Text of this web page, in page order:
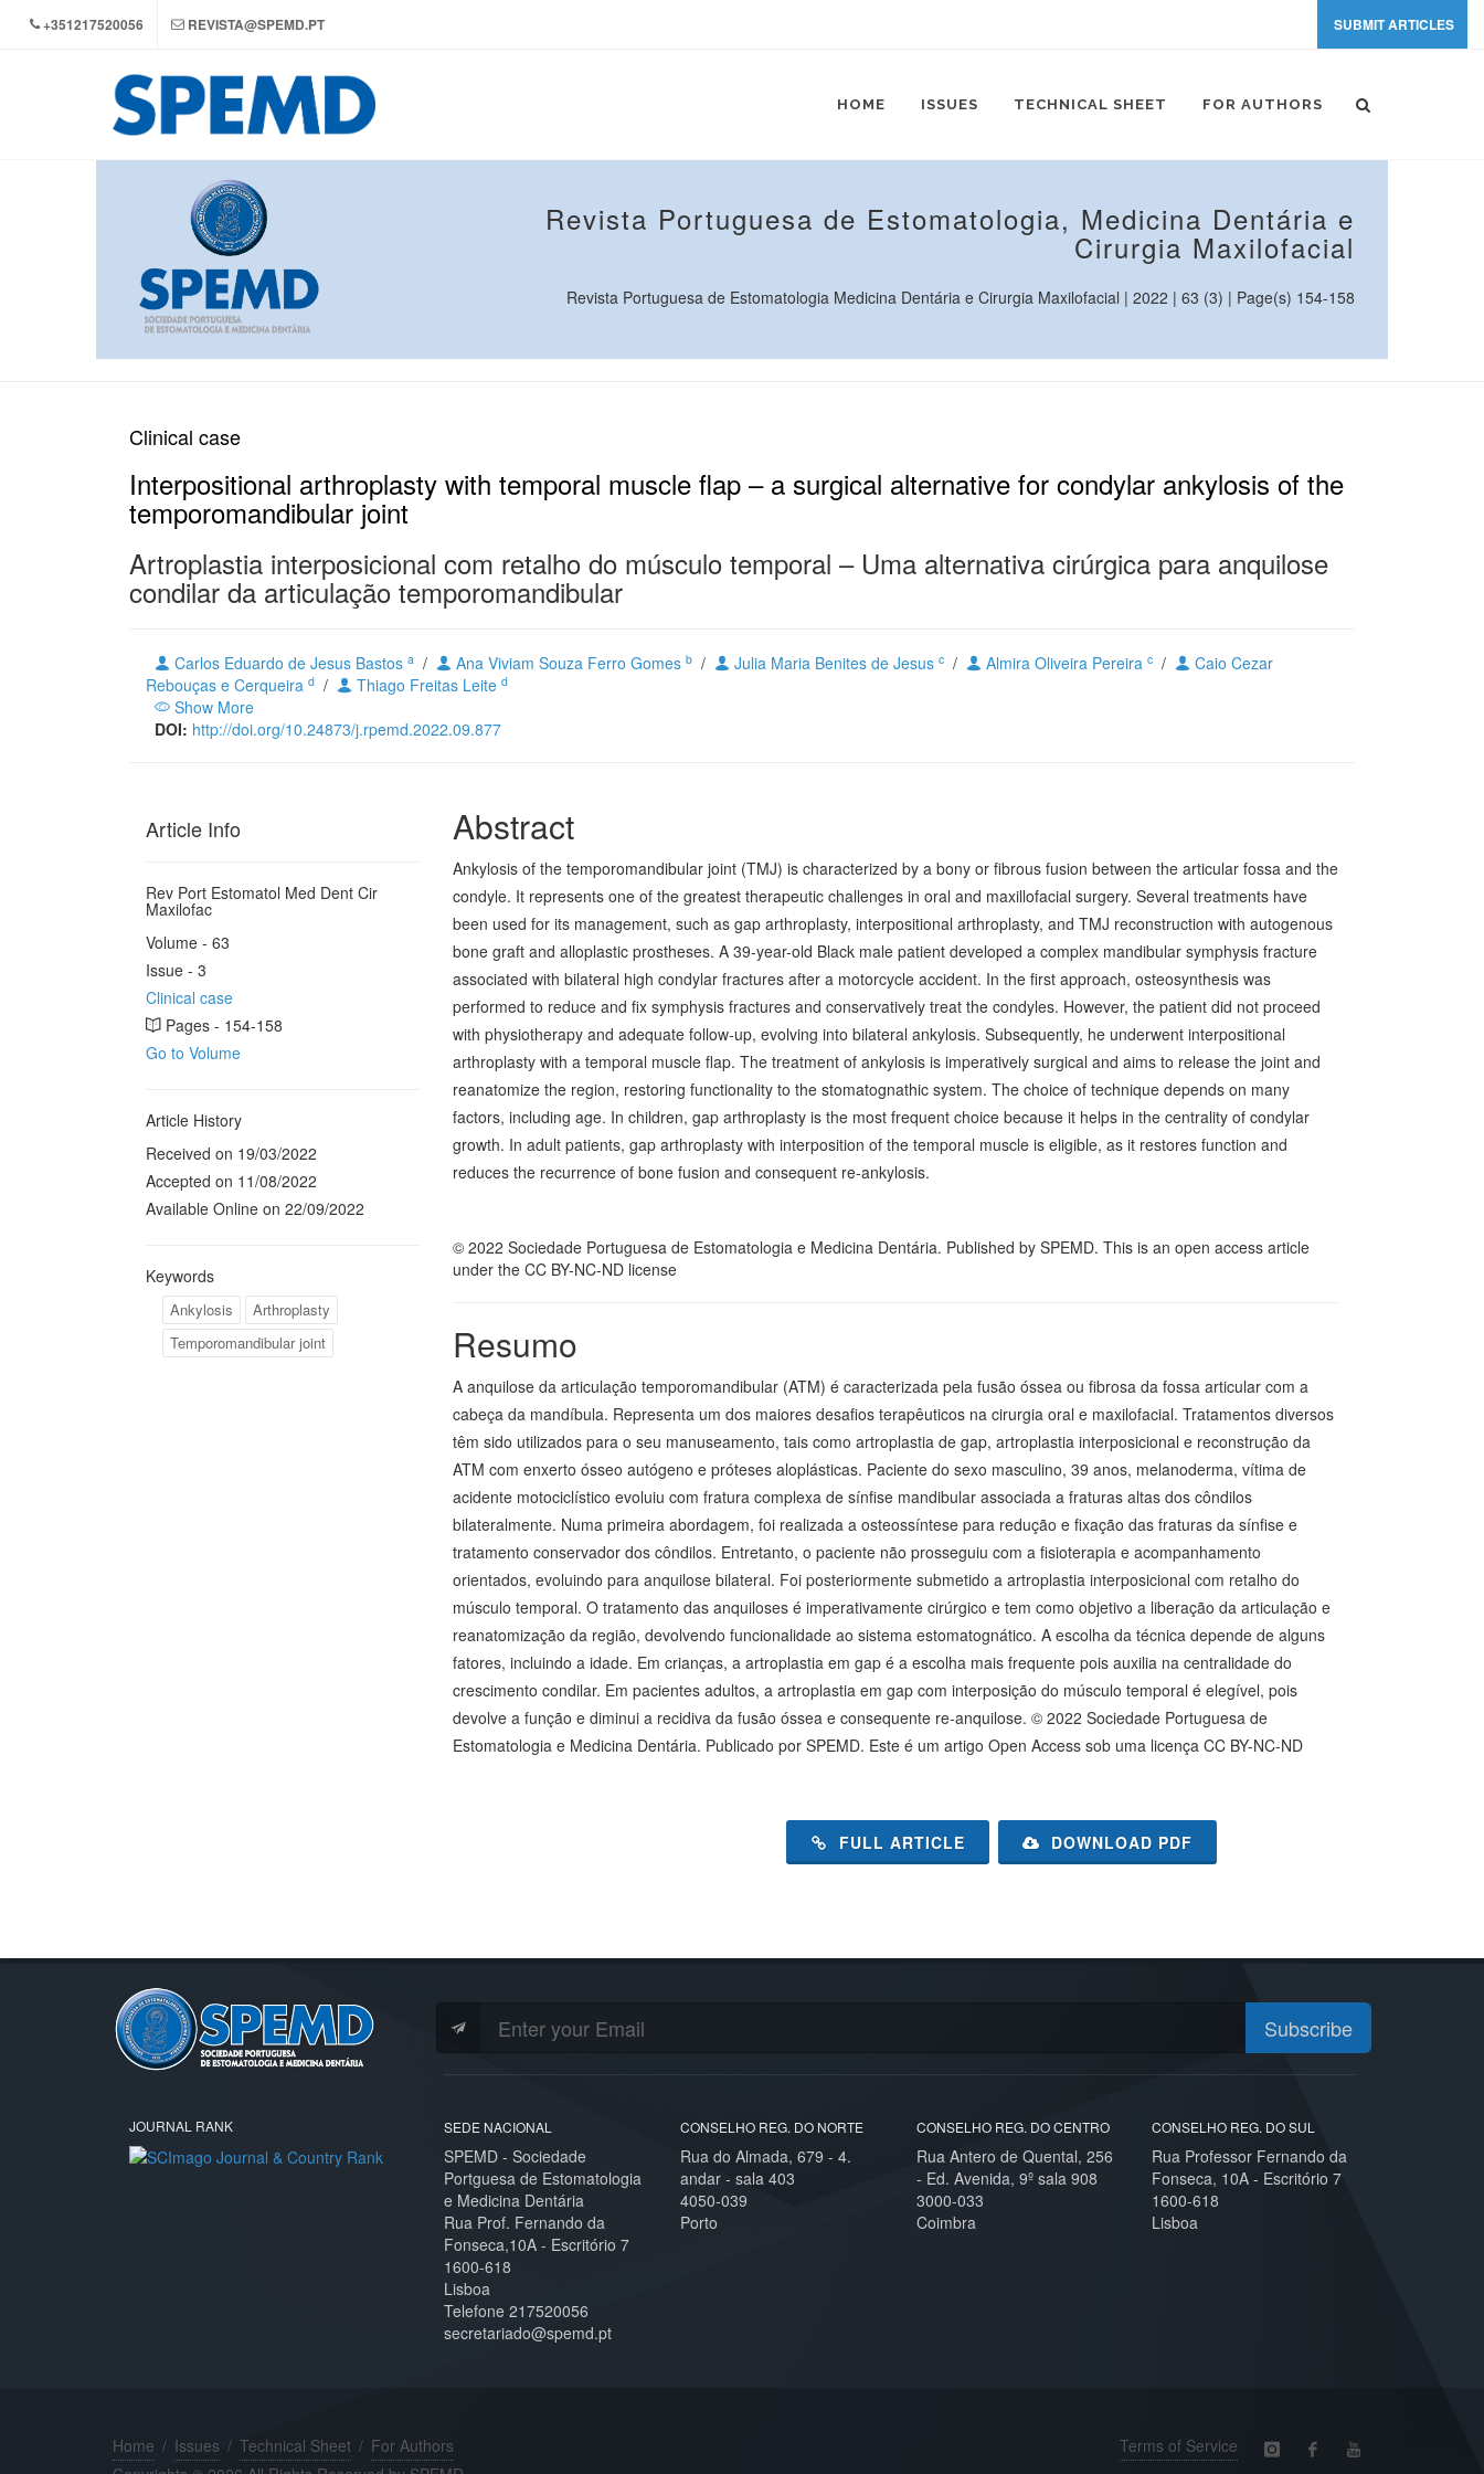
+351217520056 REVISTA@SPEMD.PT SUBMIT ARTICLES
HOME ISSUES TECHNICAL SHEET FOR AUTHORS
Revista Portuguesa de Estomatologia, Medicina Dentária e
Cirurgia Maxilofacial
Revista Portuguesa de Estomatologia Medicina Dentária e Cirurgia Maxilofacial | 2022 | 63 (3) | Page(s) 154-158
Clinical case
Interpositional arthroplasty with temporal muscle flap – a surgical alternative for condylar ankylosis of the
temporomandibular joint
Artroplastia interposicional com retalho do músculo temporal – Uma alternativa cirúrgica para anquilose
condilar da articulação temporomandibular
Carlos Eduardo de Jesus Bastos a / Ana Viviam Souza Ferro Gomes b / Julia Maria Benites de Jesus c / Almira Oliveira Pereira c /
Caio Cezar
Rebouças e Cerqueira d / Thiago Freitas Leite d
Show More
DOI: http://doi.org/10.24873/j.rpemd.2022.09.877
Article Info
Rev Port Estomatol Med Dent Cir
Maxilofac
Volume - 63
Issue - 3
Clinical case
Pages - 154-158
Go to Volume
Article History
Received on 19/03/2022
Accepted on 11/08/2022
Available Online on 22/09/2022
Keywords
Ankylosis
Arthroplasty
Temporomandibular joint
Abstract
Ankylosis of the temporomandibular joint (TMJ) is characterized by a bony or fibrous fusion between the articular fossa and the
condyle. It represents one of the greatest therapeutic challenges in oral and maxillofacial surgery. Several treatments have
been used for its management, such as gap arthroplasty, interpositional arthroplasty, and TMJ reconstruction with autogenous
bone graft and alloplastic prostheses. A 39-year-old Black male patient developed a complex mandibular symphysis fracture
associated with bilateral high condylar fractures after a motorcycle accident. In the first approach, osteosynthesis was
performed to reduce and fix symphysis fractures and conservatively treat the condyles. However, the patient did not proceed
with physiotherapy and adequate follow-up, evolving into bilateral ankylosis. Subsequently, he underwent interpositional
arthroplasty with a temporal muscle flap. The treatment of ankylosis is imperatively surgical and aims to release the joint and
reanatomize the region, restoring functionality to the stomatognathic system. The choice of technique depends on many
factors, including age. In children, gap arthroplasty is the most frequent choice because it helps in the centrality of condylar
growth. In adult patients, gap arthroplasty with interposition of the temporal muscle is eligible, as it restores function and
reduces the recurrence of bone fusion and consequent re-ankylosis.
© 2022 Sociedade Portuguesa de Estomatologia e Medicina Dentária. Published by SPEMD. This is an open access article
under the CC BY-NC-ND license
Resumo
A anquilose da articulação temporomandibular (ATM) é caracterizada pela fusão óssea ou fibrosa da fossa articular com a
cabeça da mandíbula. Representa um dos maiores desafios terapêuticos na cirurgia oral e maxilofacial. Tratamentos diversos
têm sido utilizados para o seu manuseamento, tais como artroplastia de gap, artroplastia interposicional e reconstrução da
ATM com enxerto ósseo autógeno e próteses aloplásticas. Paciente do sexo masculino, 39 anos, melanoderma, vítima de
acidente motociclístico evoluiu com fratura complexa de sínfise mandibular associada a fraturas altas dos côndilos
bilateralmente. Numa primeira abordagem, foi realizada a osteossíntese para redução e fixação das fraturas da sínfise e
tratamento conservador dos côndilos. Entretanto, o paciente não prosseguiu com a fisioterapia e acompanhamento
orientados, evoluindo para anquilose bilateral. Foi posteriormente submetido a artroplastia interposicional com retalho do
músculo temporal. O tratamento das anquiloses é imperativamente cirúrgico e tem como objetivo a liberação da articulação e
reanatomização da região, devolvendo funcionalidade ao sistema estomatognático. A escolha da técnica depende de alguns
fatores, incluindo a idade. Em crianças, a artroplastia em gap é a escolha mais frequente pois auxilia na centralidade do
crescimento condilar. Em pacientes adultos, a artroplastia em gap com interposição do músculo temporal é elegível, pois
devolve a função e diminui a recidiva da fusão óssea e consequente re-anquilose. © 2022 Sociedade Portuguesa de
Estomatologia e Medicina Dentária. Publicado por SPEMD. Este é um artigo Open Access sob uma licença CC BY-NC-ND
FULL ARTICLE DOWNLOAD PDF
Subscribe
JOURNAL RANK SEDE NACIONAL
SPEMD - Sociedade
Portguesa de Estomatologia
e Medicina Dentária
Rua Prof. Fernando da
Fonseca,10A - Escritório 7
1600-618
Lisboa
Telefone 217520056
secretariado@spemd.pt
CONSELHO REG. DO NORTE
Rua do Almada, 679 - 4.
andar - sala 403
4050-039
Porto
CONSELHO REG. DO CENTRO
Rua Antero de Quental, 256
- Ed. Avenida, 9º sala 908
3000-033
Coimbra
CONSELHO REG. DO SUL
Rua Professor Fernando da
Fonseca, 10A - Escritório 7
1600-618
Lisboa
Home / Issues / Technical Sheet / For Authors
Terms of Service